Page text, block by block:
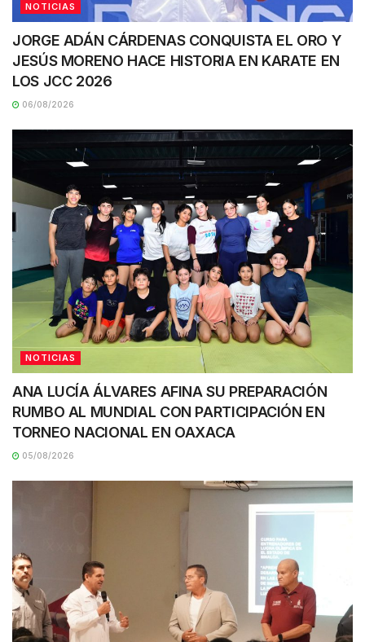
NOTICIAS
JORGE ADÁN CÁRDENAS CONQUISTA EL ORO Y
JESÚS MORENO HACE HISTORIA EN KARATE EN
LOS JCC 2026
06/08/2026
NOTICIAS
ANA LUCÍA ÁLVARES AFINA SU PREPARACIÓN
RUMBO AL MUNDIAL CON PARTICIPACIÓN EN
TORNEO NACIONAL EN OAXACA
05/08/2026